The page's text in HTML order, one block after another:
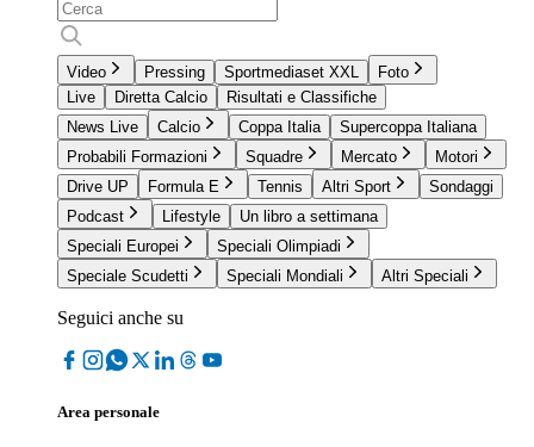
Video Pressing Sportmediaset XXL
Foto
Live
Diretta Calcio
Risultati e Classifiche
News Live
Calcio Coppa Italia
Supercoppa Italiana
Probabili Formazioni
Squadre Mercato
Motori
Drive UP
Formula E Tennis Altri Sport
Sondaggi
Podcast
Lifestyle
Un libro a settimana
Speciali Europei
Speciali Olimpiadi
Speciale Scudetti
Speciali Mondiali Altri Speciali
Seguici anche su
Area personale